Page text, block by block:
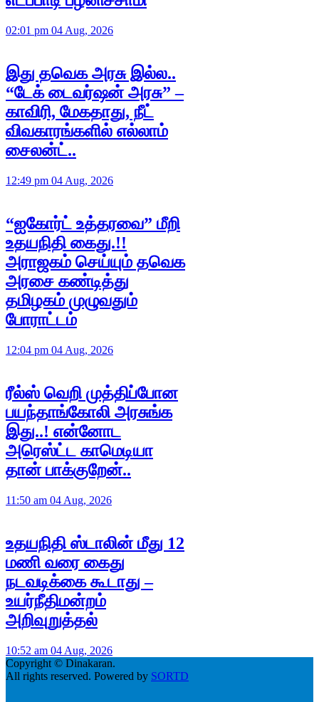
02:01 pm 04 Aug, 2026
இது தவெக அரசு இல்ல..
“டேக் டைவர்ஷன் அரசு” –
காவிரி, மேகதாது, நீட்
விவகாரங்களில் எல்லாம்
சைலன்ட்..
12:49 pm 04 Aug, 2026
“ஐகோர்ட் உத்தரவை” மீறி
உதயநிதி கைது.!!
அராஜகம் செய்யும் தவெக
அரசை கண்டித்து
தமிழகம் முழுவதும்
போராட்டம்
12:04 pm 04 Aug, 2026
ரீல்ஸ் வெறி முத்திப்போன
பயந்தாங்கோலி அரசுங்க
இது..! என்னோட
அரெஸ்ட்ட காமெடியா
தான் பாக்குறேன்..
11:50 am 04 Aug, 2026
உதயநிதி ஸ்டாலின் மீது 12
மணி வரை கைது
நடவடிக்கை கூடாது –
உயர்நீதிமன்றம்
அறிவுறுத்தல்
10:52 am 04 Aug, 2026
Copyright © Dinakaran.
All rights reserved. Powered by SORTD